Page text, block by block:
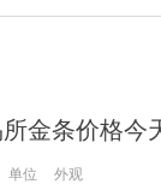
所金条价格今
单位 外观